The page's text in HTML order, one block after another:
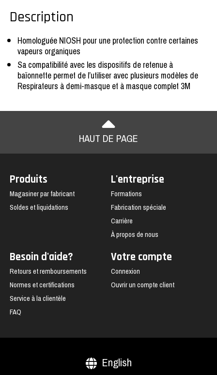
Description
Homologuée NIOSH pour une protection contre certaines
vapeurs organiques
Sa compatibilité avec les dispositifs de retenue à
baïonnette permet de l’utiliser avec plusieurs modèles de
Respirateurs à demi-masque et à masque complet 3M
HAUT DE PAGE
Produits
Magasiner par fabricant
Soldes et liquidations
L'entreprise
Formations
Fabrication spéciale
Carrière
À propos de nous
Besoin d'aide?
Retours et remboursements
Normes et certifications
Service à la clientèle
FAQ
Votre compte
Connexion
Ouvrir un compte client
English